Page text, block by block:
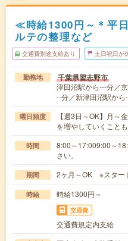
≪時給1300円～＊平
ルテの整理など
交通費別途支給あり 土日祝日が
勤務地 千葉県習志野市
津田沼駅から---分／
--分／新津田沼駅か
曜日頻度
【週3日～OK】月～
を増やしていくこと
時間
8:00～17:009:00～
さい。
期間 2ヶ月～OK ※スター
時給 時給1300円～
交通費
交通費規定内支給